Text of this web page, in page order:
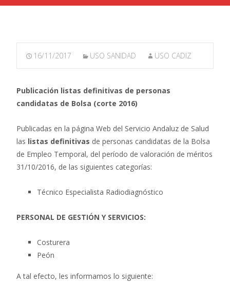
16/11/2017 USO SANIDAD USO CADIZ
Publicación listas definitivas de personas
candidatas de Bolsa (corte 2016)
Publicadas en la página Web del Servicio Andaluz de Salud
las listas definitivas de personas candidatas de la Bolsa
de Empleo Temporal, del período de valoración de méritos
31/10/2016, de las siguientes categorías:
Técnico Especialista Radiodiagnóstico
PERSONAL DE GESTIÓN Y SERVICIOS:
Costurera
Peón
A tal efecto, les informamos lo siguiente: